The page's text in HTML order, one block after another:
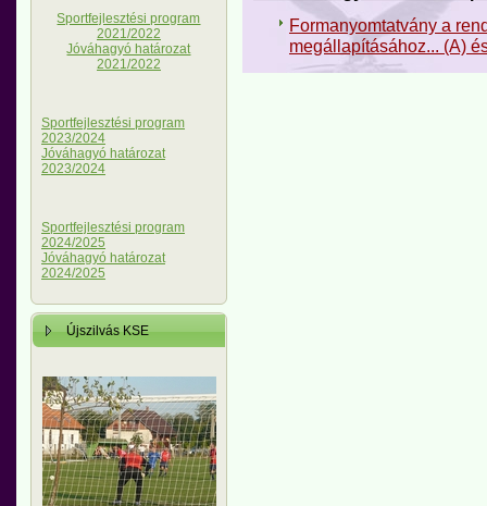
Sportfejlesztési program
2021/2022
Jóváhagyó határozat
2021/2022
Sportfejlesztési program
2023/2024
Jóváhagyó határozat
2023/2024
Sportfejlesztési program
2024/2025
Jóváhagyó határozat
2024/2025
Újszilvás KSE
Formanyomtatvány a
megállapításához... (A)